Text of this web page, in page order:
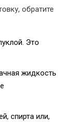
обратите
Это
жидкость
спирта или,